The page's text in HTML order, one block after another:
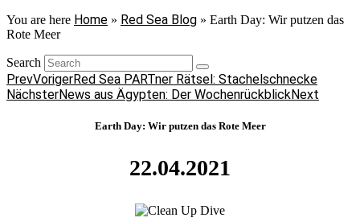
You are here Home » Red Sea Blog » Earth Day: Wir putzen das
Rote Meer
Search
PrevVorigerRed Sea PARTner Rätsel: Stachelschnecke
NächsterNews aus Ägypten: Der WochenrückblickNext
Earth Day: Wir putzen das Rote Meer
22.04.2021